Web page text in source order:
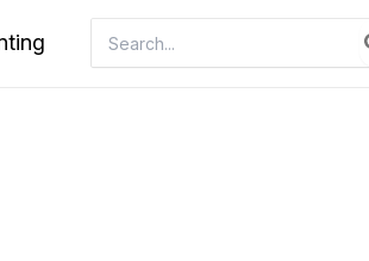
for: